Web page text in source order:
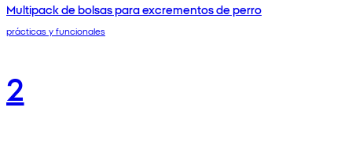
Multipack de bolsas para excrementos de perro
prácticas y funcionales
2